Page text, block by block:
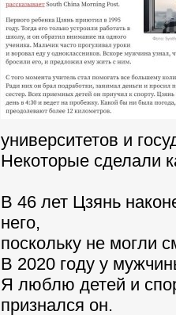
университетов и
Некоторые сделали
В 46 лет Цзянь
него,
поскольку не могли
В 2020 году у
Я люблю детей и
признался он.